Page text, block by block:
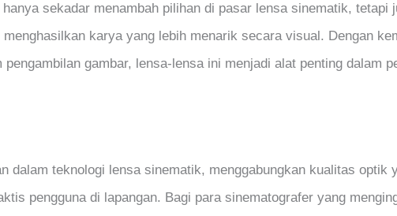
sekadar menambah pilihan di pasar lensa sinematik, tetapi
karya yang lebih menarik secara visual. Dengan
gambar, lensa-lensa ini menjadi alat penting dalam
dalam teknologi lensa sinematik, menggabungkan kualitas optik
pengguna di lapangan. Bagi para sinematografer yang